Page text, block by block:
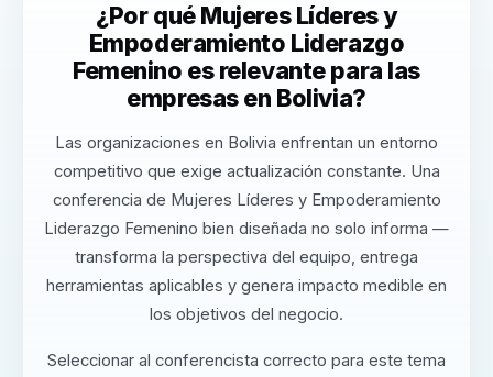
¿Por qué Mujeres Líderes y
Empoderamiento Liderazgo
Femenino es relevante para las
empresas en Bolivia?
Las organizaciones en Bolivia enfrentan un entorno
competitivo que exige actualización constante. Una
conferencia de Mujeres Líderes y Empoderamiento
Liderazgo Femenino bien diseñada no solo informa —
transforma la perspectiva del equipo, entrega
herramientas aplicables y genera impacto medible en
los objetivos del negocio.
Seleccionar al conferencista correcto para este tema